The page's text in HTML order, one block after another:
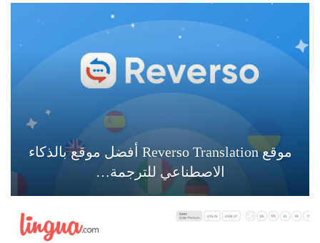
موقع Reverso Translation أفضل موقع بالذكاء
الاصطناعي للترجمة…